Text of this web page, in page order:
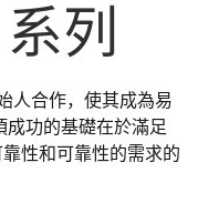
列
人合作，使其成為易
成功的基礎在於滿足
性和可靠性的需求的